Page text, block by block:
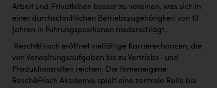
Arbeit und Privatleben besser zu vereinen, was sich in
einer durchschnittlichen Betriebszugehörigkeit von 13
Jahren in Führungspositionen niederschlägt.
Resch&Frisch eröffnet vielfältige Karrierechancen, die
von Verwaltungsaufgaben bis zu Vertriebs- und
Produktionsrollen reichen. Die firmeneigene
Resch&Frisch Akademie spielt eine zentrale Rolle bei